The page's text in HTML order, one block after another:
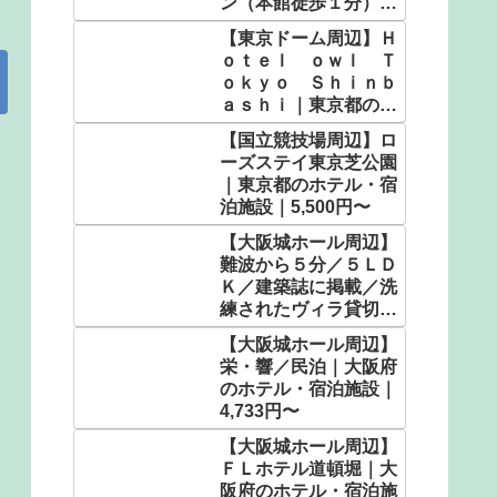
埼玉県の人気温泉｜
4,900円〜
【東京ドーム周辺】Ｈ
ｏｔｅｌ ｏｗｌ Ｔ
ｏｋｙｏ Ｓｈｉｎｂ
ａｓｈｉ｜東京都のビ
ジネスホテル｜2,600
円〜
【国立競技場周辺】ロ
ーズステイ東京芝公園
｜東京都のホテル・宿
泊施設｜5,500円〜
【大阪城ホール周辺】
難波から５分／５ＬＤ
Ｋ／建築誌に掲載／洗
練されたヴィラ貸切で
想い出に残る時間
を。 ＾｜大阪府のホ
テル・宿泊施設｜
9,466円〜
【大阪城ホール周辺】
栄・響／民泊｜大阪府
のホテル・宿泊施設｜
4,733円〜
【大阪城ホール周辺】
ＦＬホテル道頓堀｜大
阪府のホテル・宿泊施